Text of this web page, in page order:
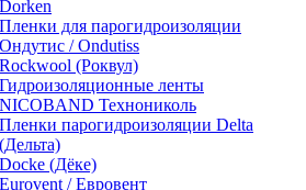
Dorken
Пленки для парогидроизоляции
Ондутис / Ondutiss
Rockwool (Роквул)
Гидроизоляционные ленты
NICOBAND Технониколь
Пленки парогидроизоляции Delta
(Дельта)
Docke (Дёке)
Eurovent / Евровент